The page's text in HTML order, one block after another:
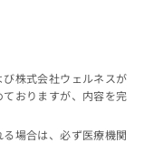
株式会社ウェルネスが
おりますが、内容を完
場合は、必ず医療機関